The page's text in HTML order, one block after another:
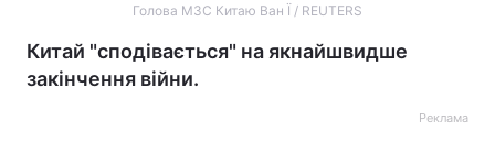
Голова МЗС Китаю Ван Ї / REUTERS
Китай "сподівається" на якнайшвидше
закінчення війни.
Реклама